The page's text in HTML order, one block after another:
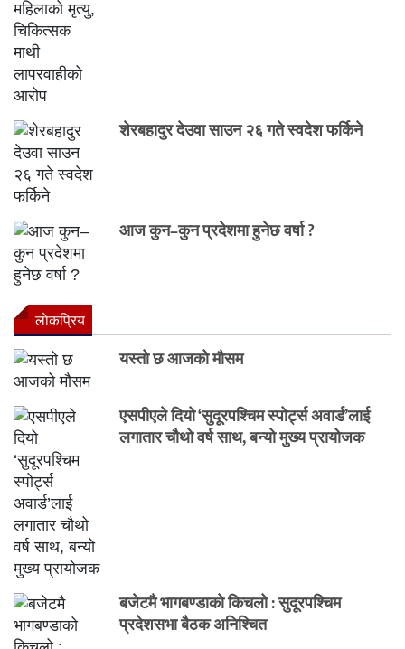
शेरबहादुर देउवा साउन २६ गते स्वदेश फर्किने
आज कुन–कुन प्रदेशमा हुनेछ वर्षा ?
लाेकप्रिय
यस्तो छ आजको मौसम
एसपीएले दियो ‘सुदूरपश्चिम स्पोर्ट्स अवार्ड’लाई
लगातार चौथो वर्ष साथ, बन्यो मुख्य प्रायोजक
बजेटमै भागबण्डाको किचलो : सुदूरपश्चिम
प्रदेशसभा बैठक अनिश्चित